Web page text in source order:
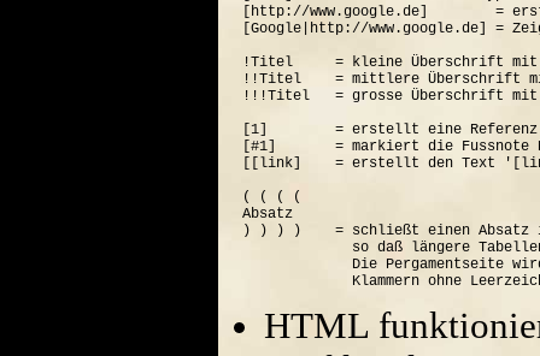
[http://www.google.de]        =
[Google|http://www.google.de] =
!Titel     = kleine Überschrift
!!Titel    = mittlere Überschrift
!!!Titel   = grosse Überschrift
[1]        = erstellt eine Referenz
[#1]       = markiert die Fussnote
[[link]    = erstellt den Text
( ( ( (
Absatz
) ) ) )    = schließt einen Absatz
so daß längere
Die Pergamentseite
HTML